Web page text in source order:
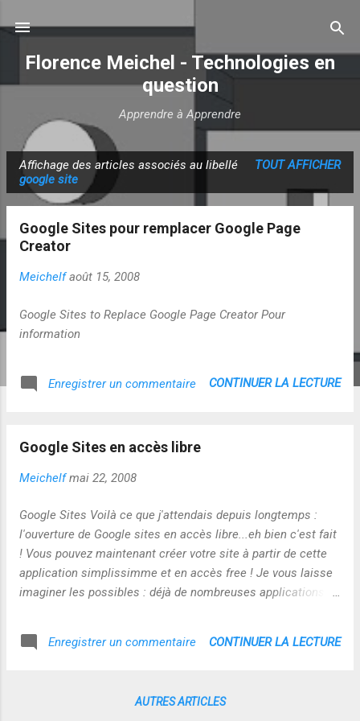
Florence Meichel - Technologies en
question
Apprendre à Apprendre
r
Affichage des articles associés au libellé
google site
TOUT AFFICHER
Google Sites pour remplacer Google Page
Creator
Meichelf août 15, 2008
Google Sites to Replace Google Page Creator Pour
information
Enregistrer un commentaire CONTINUER LA LECTURE
Google Sites en accès libre
Meichelf mai 22, 2008
Google Sites Voilà ce que j'attendais depuis longtemps :
l'ouverture de Google sites en accès libre...eh bien c'est fait
! Vous pouvez maintenant créer votre site à partir de cette
application simplissimme et en accès free ! Je vous laisse
imaginer les possibles : déjà de nombreuses applications
Google Sites ! Ce n'est que le début de l'histoire !
Enregistrer un commentaire CONTINUER LA LECTURE
AUTRES ARTICLES